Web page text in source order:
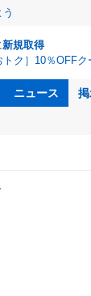
新規取得
トク］10％OFF
ニュース